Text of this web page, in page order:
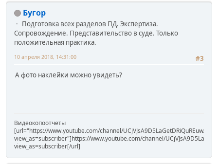
Бугор
Подготовка всех разделов ПД. Экспертиза.
Сопровождение. Представительство в суде. Только
положительная практика.
#3
10 апреля 2018, 14:31:00
А фото наклейки можно увидеть?
Видеокопоотчеты
[url="https://www.youtube.com/channel/UCjVJsA9D5LaGetDRiQuREuw/
view_as=subscriber"]https://www.youtube.com/channel/
view_as=subscriber[/url]